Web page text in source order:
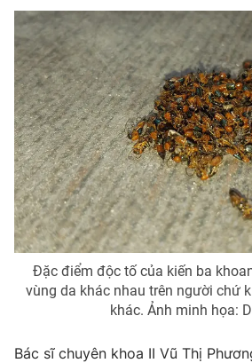
Hậu trường
Nhân vật
Khán giả
Giải sao mai
Điện ảnh
Âm nhạc
Sao
Đời sống
Du lịch
Làm đẹp
Chất lượng cuộc sống
Giáo dục
Tuyển sinh
Học trực tuyến
Công nghệ
Hitech Công nghệ tương lai
Sản phẩm
Thị trường
Tư vấn
Giao lưu trực tuyến
Lịch phát sóng
Chuyên mục khác
Emagazine Podcast
Đặc điểm độc tố của kiến ba
vùng da khác nhau trên người chứ
khác. Ảnh minh họa:
Bác sĩ chuyên khoa II Vũ Thị